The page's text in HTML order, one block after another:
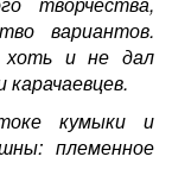
вариантов.
хоть и не дал
кумыки и
племенное